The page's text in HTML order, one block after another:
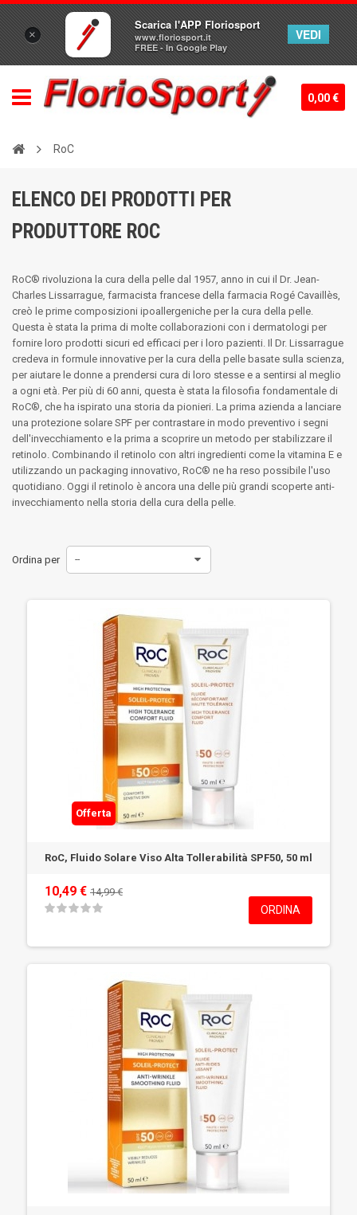
×
Scarica l'APP Floriosport
www.floriosport.it
FREE - In Google Play
VEDI
0,00 €
RoC
ELENCO DEI PRODOTTI PER
PRODUTTORE ROC
RoC® rivoluziona la cura della pelle dal 1957, anno in cui il Dr. Jean-
Charles Lissarrague, farmacista francese della farmacia Rogé Cavaillès,
creò le prime composizioni ipoallergeniche per la cura della pelle.
Questa è stata la prima di molte collaborazioni con i dermatologi per
fornire loro prodotti sicuri ed efficaci per i loro pazienti. Il Dr. Lissarrague
credeva in formule innovative per la cura della pelle basate sulla scienza,
per aiutare le donne a prendersi cura di loro stesse e a sentirsi al meglio
a ogni età. Per più di 60 anni, questa è stata la filosofia fondamentale di
RoC®, che ha ispirato una storia da pionieri. La prima azienda a lanciare
una protezione solare SPF per contrastare in modo preventivo i segni
dell'invecchiamento e la prima a scoprire un metodo per stabilizzare il
retinolo. Combinando il retinolo con altri ingredienti come la vitamina E e
utilizzando un packaging innovativo, RoC® ne ha reso possibile l'uso
quotidiano. Oggi il retinolo è ancora una delle più grandi scoperte anti-
invecchiamento nella storia della cura della pelle.
Ordina per --
Offerta
RoC, Fluido Solare Viso Alta Tollerabilità SPF50, 50 ml
10,49 € 14,99 €
ORDINA